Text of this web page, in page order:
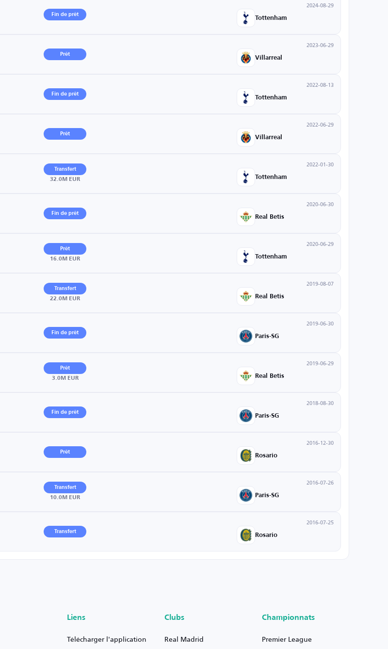
Fin de prêt
2024-08-29
Tottenham
Prêt
2023-06-29
Villarreal
Fin de prêt
2022-08-13
Tottenham
Prêt
2022-06-29
Villarreal
Transfert
32.0M EUR
2022-01-30
Tottenham
Fin de prêt
2020-06-30
Real Betis
Prêt
16.0M EUR
2020-06-29
Tottenham
Transfert
22.0M EUR
2019-08-07
Real Betis
Fin de prêt
2019-06-30
Paris-SG
Prêt
3.0M EUR
2019-06-29
Real Betis
Fin de prêt
2018-08-30
Paris-SG
Prêt
2016-12-30
Rosario
Transfert
10.0M EUR
2016-07-26
Paris-SG
Transfert
2016-07-25
Rosario
Liens
Télécharger l'application
Clubs
Real Madrid
Championnats
Premier League